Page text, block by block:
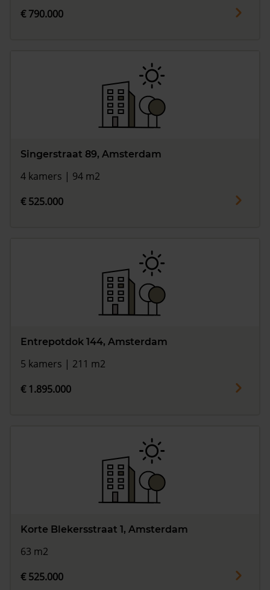
€ 790.000
Singerstraat 89, Amsterdam
4 kamers | 94 m2
€ 525.000
Entrepotdok 144, Amsterdam
5 kamers | 211 m2
€ 1.895.000
Korte Blekersstraat 1, Amsterdam
63 m2
€ 525.000